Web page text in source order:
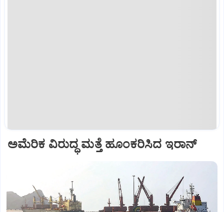
ಅಮೆರಿಕ ವಿರುದ್ಧ ಮತ್ತೆ ಹೂಂಕರಿಸಿದ ಇರಾನ್‌